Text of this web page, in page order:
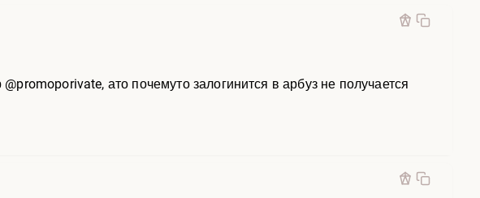
ато почемуто залогинится в арбуз не получается